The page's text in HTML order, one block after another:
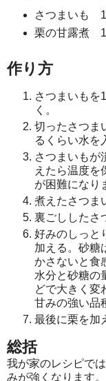
さつまいも
栗の甘露煮
作り方
さつまいもを
く。
切ったさつま
るくらい水を
さつまいもが
えたら温度を
が困難になり
煮えたさつま
裏ごししたさ
好みのしっと
加える。砂糖
かさないと食
水分と砂糖の
どで大きく変
甘みの強い品
最後に栗を加
総括
我が家のレシピで
みが強くなります。